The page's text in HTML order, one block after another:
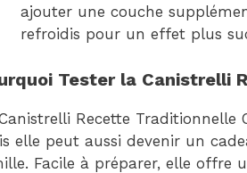
ajouter une couche
refroidis pour un effet plus
Tester la Canistrelli
Recette Traditionnelle
elle peut aussi devenir un
Facile à préparer, elle offre